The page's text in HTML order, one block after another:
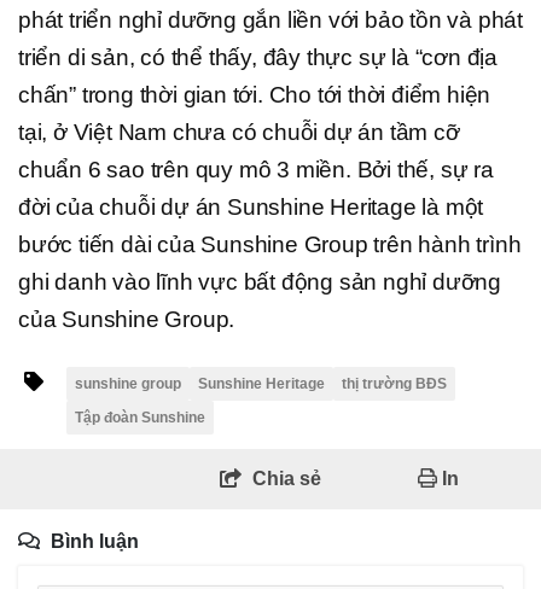
phát triển nghỉ dưỡng gắn liền với bảo tồn và phát
triển di sản, có thể thấy, đây thực sự là “cơn địa
chấn” trong thời gian tới. Cho tới thời điểm hiện
tại, ở Việt Nam chưa có chuỗi dự án tầm cỡ
chuẩn 6 sao trên quy mô 3 miền. Bởi thế, sự ra
đời của chuỗi dự án Sunshine Heritage là một
bước tiến dài của Sunshine Group trên hành trình
ghi danh vào lĩnh vực bất động sản nghỉ dưỡng
của Sunshine Group.
sunshine group Sunshine Heritage
thị trường BĐS
Tập đoàn Sunshine
Chia sẻ In
Bình luận